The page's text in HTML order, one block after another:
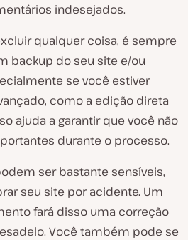
indesejados.
qualquer coisa, é sempre
backup do seu site e/ou
se você estiver
como a edição direta
ajuda a garantir que você não
durante o processo.
ser bastante sensíveis,
seu site por acidente. Um
fará disso uma correção
Você também pode se